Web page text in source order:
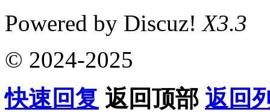
Powered by Discuz!X3.3
© 2024-2025
快速回复 返回顶部 返回